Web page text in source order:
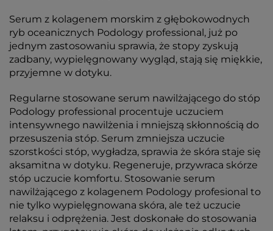
Serum z kolagenem morskim z głębokowodnych
ryb oceanicznych Podology professional, już po
jednym zastosowaniu sprawia, że stopy zyskują
zadbany, wypielęgnowany wygląd, stają się miękkie,
przyjemne w dotyku.
Regularne stosowane serum nawilżającego do stóp
Podology professional procentuje uczuciem
intensywnego nawilżenia i mniejszą skłonnością do
przesuszenia stóp. Serum zmniejsza uczucie
szorstkości stóp, wygładza, sprawia że skóra staje się
aksamitna w dotyku. Regeneruje, przywraca skórze
stóp uczucie komfortu. Stosowanie serum
nawilżającego z kolagenem Podology profesional to
nie tylko wypielęgnowana skóra, ale też uczucie
relaksu i odprężenia. Jest doskonałe do stosowania